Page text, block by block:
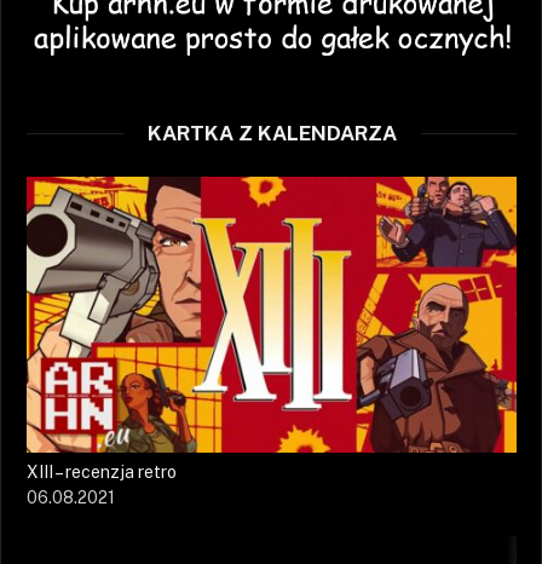
KARTKA Z KALENDARZA
XIII – recenzja retro
06.08.2021